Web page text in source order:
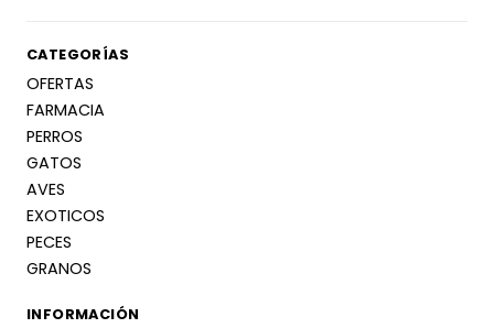
CATEGORÍAS
OFERTAS
FARMACIA
PERROS
GATOS
AVES
EXOTICOS
PECES
GRANOS
INFORMACIÓN